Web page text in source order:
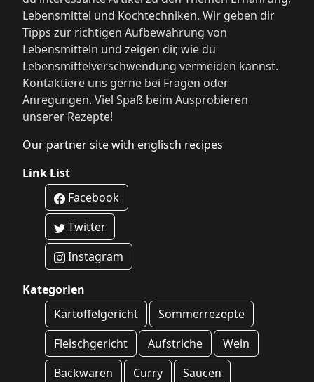
Lebensmittel und Kochtechniken. Wir geben dir
Tipps zur richtigen Aufbewahrung von
Lebensmitteln und zeigen dir, wie du
Lebensmittelverschwendung vermeiden kannst.
Kontaktiere uns gerne bei Fragen oder
Anregungen. Viel Spaß beim Ausprobieren
unserer Rezepte!
Our partner site with englisch recipes
Link List
Facebook
Twitter
Instagram
Kategorien
Kartoffelgericht
Sommerrezepte
Fleischgericht
Aufstriche
Wein
Backwaren
Curry
Saucen